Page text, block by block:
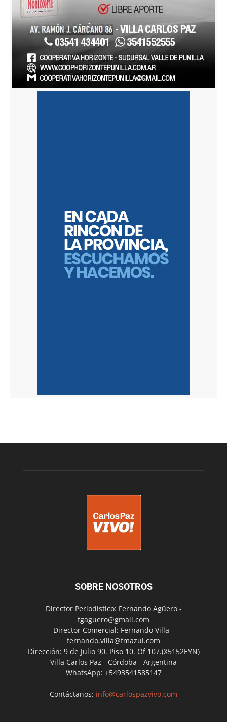
SOBRE NOSOTROS
Director Periodístico: Fernando Agüero -
fgaguero@gmail.com
Director Comercial: Fernando Villa -
fernando.villa@fmazul.com
Dirección: 9 de Julio 90. Piso 10. Of 107.(X5152EYN)
Villa Carlos Paz - Córdoba - Argentina
WhatsApp: +5493541585147
Contáctanos: info@carlospazvivo.com